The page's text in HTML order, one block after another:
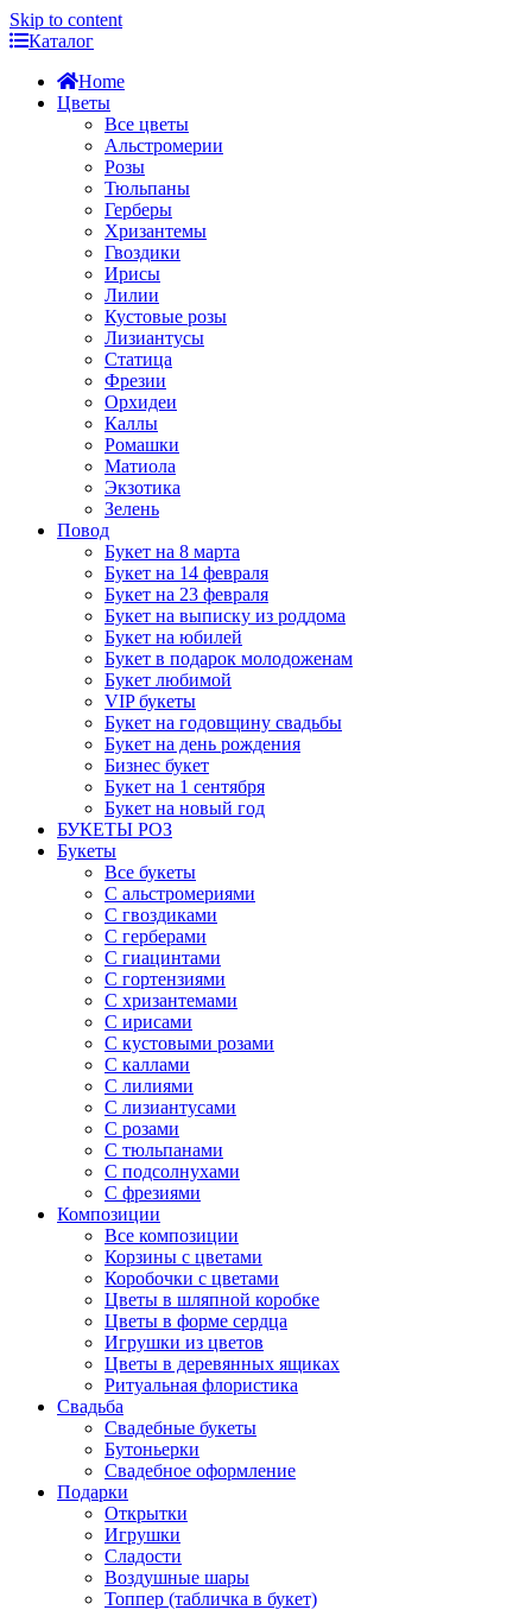
Skip to content
Каталог
Home
Цветы
Все цветы
Альстромерии
Розы
Тюльпаны
Герберы
Хризантемы
Гвоздики
Ирисы
Лилии
Кустовые розы
Лизиантусы
Статица
Фрезии
Орхидеи
Каллы
Ромашки
Матиола
Экзотика
Зелень
Повод
Букет на 8 марта
Букет на 14 февраля
Букет на 23 февраля
Букет на выписку из роддома
Букет на юбилей
Букет в подарок молодоженам
Букет любимой
VIP букеты
Букет на годовщину свадьбы
Букет на день рождения
Бизнес букет
Букет на 1 сентября
Букет на новый год
БУКЕТЫ РОЗ
Букеты
Все букеты
С альстромериями
С гвоздиками
С герберами
С гиацинтами
С гортензиями
С хризантемами
С ирисами
С кустовыми розами
С каллами
С лилиями
С лизиантусами
С розами
С тюльпанами
С подсолнухами
С фрезиями
Композиции
Все композиции
Корзины с цветами
Коробочки с цветами
Цветы в шляпной коробке
Цветы в форме сердца
Игрушки из цветов
Цветы в деревянных ящиках
Ритуальная флористика
Свадьба
Свадебные букеты
Бутоньерки
Свадебное оформление
Подарки
Открытки
Игрушки
Сладости
Воздушные шары
Топпер (табличка в букет)